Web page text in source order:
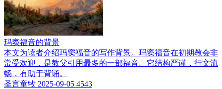
玛窦福音的背景
本文为读者介绍玛窦福音的写作背景。玛窦福音在初期教会非
常受欢迎，是教父引用最多的一部福音。它结构严谨，行文流
畅，有助于背诵。
圣言童牧 2025-09-05 4543